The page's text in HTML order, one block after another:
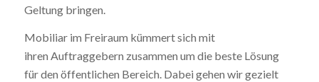
Geltung bringen.
Mobiliar im Freiraum kümmert sich mit
ihren Auftraggebern zusammen um die beste Lösung
für den öffentlichen Bereich. Dabei gehen wir gezielt